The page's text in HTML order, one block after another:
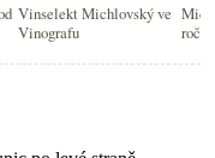
Vinselekt Michlovský ve
Vinografu